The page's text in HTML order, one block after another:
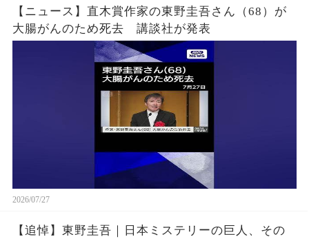
【ニュース】直木賞作家の東野圭吾さん（68）が
大腸がんのため死去 講談社が発表
2026/07/27
【追悼】東野圭吾｜日本ミステリーの巨人、その